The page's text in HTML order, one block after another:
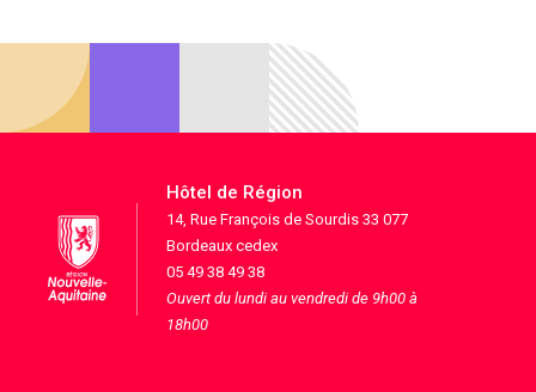
Hôtel de Région
14, Rue François de Sourdis 33 077
Bordeaux cedex
05 49 38 49 38
Ouvert du lundi au vendredi de 9h00 à
18h00